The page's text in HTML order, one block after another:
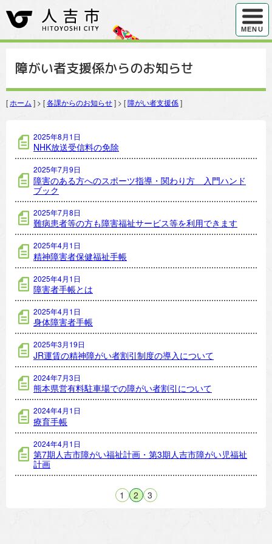
ハンバ
MENU
障がい者支援係からのお知らせ
[ ホーム ] > [各課からのお知らせ] > [障がい者支援係]
障がい者支援係の記事一覧
2025年8月1日
NHK放送受信料の免除
2025年7月9日
障害のある方へのスポーツ指導・関わり方 入門ハンド
ブック
2025年7月8日
難病患者等の方も障害福祉サービス等を利用できます
2025年4月1日
精神障害者保健福祉手帳
2025年4月1日
障害者手帳とは
2025年4月1日
身体障害者手帳
2025年3月19日
JR運賃の精神障がい者割引制度の導入について
2024年7月3日
熊本県営有料駐車場での障がい者割引について
2024年4月1日
療育手帳
2024年4月1日
第7期人吉市障がい福祉計画・第3期人吉市障がい児福祉
計画
1 2 3